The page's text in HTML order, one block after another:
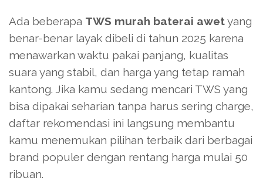
Ada beberapa TWS murah baterai awetyang
benar-benar layak dibeli di tahun 2025 karena
menawarkan waktu pakai panjang, kualitas
suara yang stabil, dan harga yang tetap ramah
kantong. Jika kamu sedang mencari TWS yang
bisa dipakai seharian tanpa harus sering charge,
daftar rekomendasi ini langsung membantu
kamu menemukan pilihan terbaik dari berbagai
brand populer dengan rentang harga mulai 50
ribuan.